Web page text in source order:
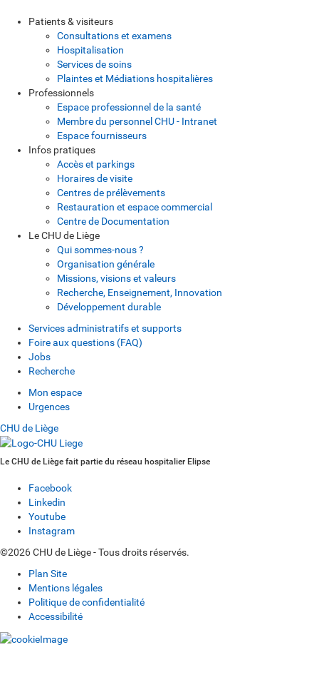
Patients & visiteurs
Consultations et examens
Hospitalisation
Services de soins
Plaintes et Médiations hospitalières
Professionnels
Espace professionnel de la santé
Membre du personnel CHU - Intranet
Espace fournisseurs
Infos pratiques
Accès et parkings
Horaires de visite
Centres de prélèvements
Restauration et espace commercial
Centre de Documentation
Le CHU de Liège
Qui sommes-nous ?
Organisation générale
Missions, visions et valeurs
Recherche, Enseignement, Innovation
Développement durable
Services administratifs et supports
Foire aux questions (FAQ)
Jobs
Recherche
Mon espace
Urgences
CHU de Liège
Le CHU de Liège fait partie du réseau hospitalier Elipse
Facebook
Linkedin
Youtube
Instagram
©2026 CHU de Liège - Tous droits réservés.
Plan Site
Mentions légales
Politique de confidentialité
Accessibilité